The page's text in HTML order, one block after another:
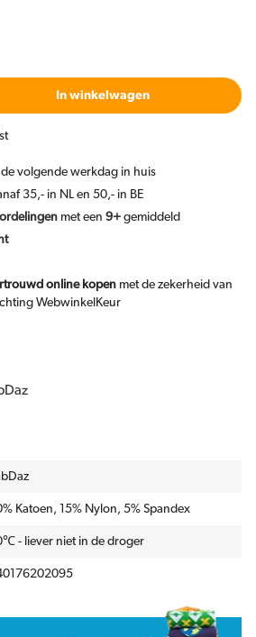
In winkelwagen
volgende werkdag in huis
35,- in NL en 50,- in BE
met een 9+ gemiddeld
online kopen met de zekerheid van
WebwinkelKeur
Katoen, 15% Nylon, 5% Spandex
- liever niet in de droger